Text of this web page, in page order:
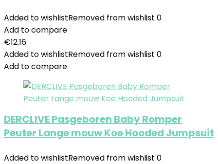
Added to wishlistRemoved from wishlist 0
Add to compare
€12.16
Added to wishlistRemoved from wishlist 0
Add to compare
DERCLIVE Pasgeboren Baby Romper
Peuter Lange mouw Koe Hooded Jumpsuit
Added to wishlistRemoved from wishlist 0